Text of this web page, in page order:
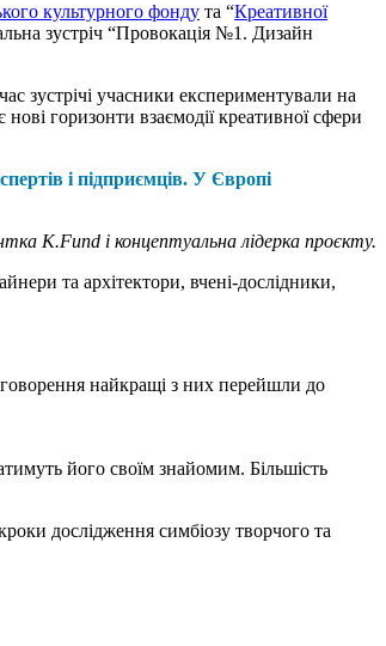
культурного фонду та “Креативної
зустріч “Провокація №1. Дизайн
зустрічі учасники експериментували на
горизонти взаємодії креативної сфери
і підприємців. У Європі
K.Fund і концептуальна лідерка проєкту.
та архітектори, вчені-дослідники,
найкращі з них перейшли до
його своїм знайомим. Більшість
дослідження симбіозу творчого та